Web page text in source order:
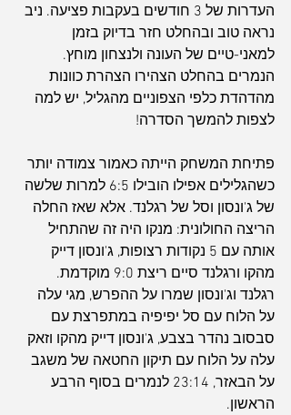
העדרות של 3 חודשים בעקבות פציעה. ניב
נראה טוב ובהחלט חזר בדיוק בזמן
למאני-טיים של העונה ולנצחון מוחץ.
הנמרים בהחלט הצהירו הצהרת כוונות
מהדהדת כלפי הצפוניים מהגליל, יש למה
לצפות להמשך הסדרה!
פתיחת המשחק הייתה כאמור צמודה יותר
כשהגלילים אפילו הובילו 6:5 למרות שלשה
של ג'ונסון וסל של רגלנד. אלא שאז החלה
הריצה החולונית: מנקו היה זה שהתחיל
אותה עם 5 נקודות רצופות, ג'ונסון דייק
מהקו ורגלנד סיים ריצת 9:0 מוקדמת.
רגלנד וג'ונסון שמרו על ההפרש, מגי עלה
על הלוח עם סל יפיפיה במתפרצת עם
סבסוב נהדר בצבע, ג'ונסון דייק מהקו וזאק
עלה על הלוח עם תיקון החטאה של משגב
על הבאזר, 23:14 לנמרים בסוף הרבע
הראשון.